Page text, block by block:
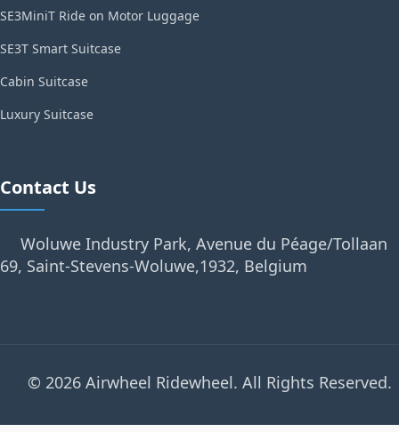
SE3MiniT Ride on Motor Luggage
SE3T Smart Suitcase
Cabin Suitcase
Luxury Suitcase
Contact Us
Woluwe Industry Park, Avenue du Péage/Tollaan
69, Saint-Stevens-Woluwe,1932, Belgium
© 2026 Airwheel Ridewheel. All Rights Reserved.